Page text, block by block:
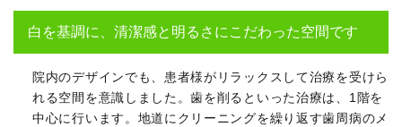
白を基調に、清潔感と明るさにこだわった空間です
院内のデザインでも、患者様がリラックスして治療を受けら
れる空間を意識しました。歯を削るといった治療は、1階を
中心に行います。地道にクリーニングを繰り返す歯周病のメ